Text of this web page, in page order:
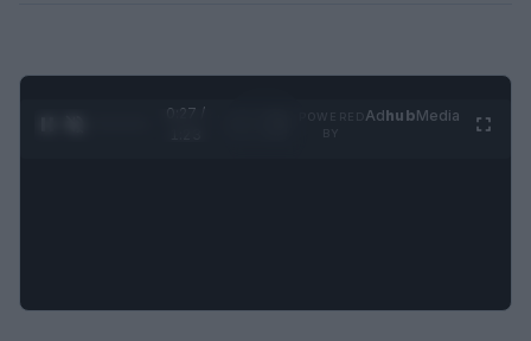
0:28 /
AdhubMedia